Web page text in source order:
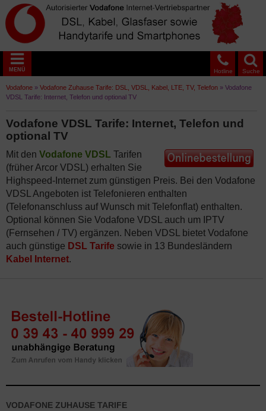
Suche
Hotline
MENÜ
Vodafone » Vodafone Zuhause Tarife: DSL, VDSL, Kabel, LTE, TV, Telefon » Vodafone
VDSL Tarife: Internet, Telefon und optional TV
Vodafone VDSL Tarife: Internet, Telefon und
optional TV
Mit den Vodafone VDSL Tarifen
(früher Arcor VDSL) erhalten Sie
Highspeed-Internet zum günstigen Preis. Bei den Vodafone
VDSL Angeboten ist Telefonieren enthalten
(Telefonanschluss auf Wunsch mit Telefonflat) enthalten.
Optional können Sie Vodafone VDSL auch um IPTV
(Fernsehen / TV) ergänzen. Neben VDSL bietet Vodafone
auch günstige DSL Tarife sowie in 13 Bundesländern
Kabel Internet.
VODAFONE ZUHAUSE TARIFE